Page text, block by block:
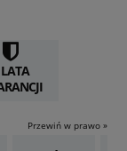
Przewiń w prawo »